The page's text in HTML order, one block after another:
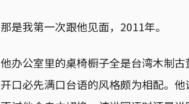
那是我第一次跟他见面，2011年。
他办公室里的桌椅橱子全是台湾木制
开口必先满口台语的风格颇为相配。